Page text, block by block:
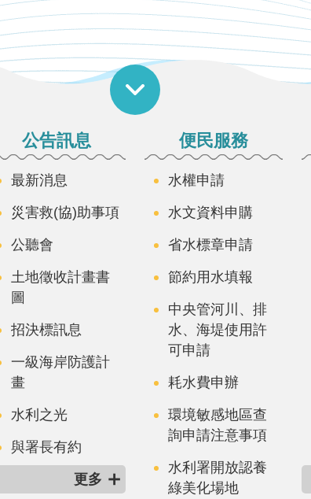
公告訊息
最新消息
災害救(協)助事項
公聽會
土地徵收計畫書
圖
招決標訊息
一級海岸防護計
畫
水利之光
與署長有約
更多
便民服務
水權申請
水文資料申購
省水標章申請
節約用水填報
中央管河川、排
水、海堤使用許
可申請
耗水費申辦
環境敏感地區查
詢申請注意事項
水利署開放認養
綠美化場地